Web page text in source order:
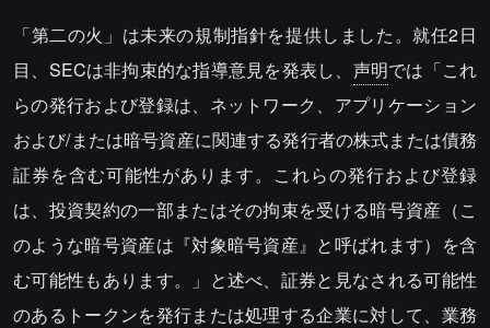
「第二の火」は未来の規制指針を提供しました。就任2日
目、SECは非拘束的な指導意見を発表し、 声明では「これ
らの発行および登録は、ネットワーク、アプリケーション
および/または暗号資産に関連する発行者の株式または債務
証券を含む可能性があります。これらの発行および登録
は、投資契約の一部またはその拘束を受ける暗号資産（こ
のような暗号資産は『対象暗号資産』と呼ばれます）を含
む可能性もあります。」と述べ、証券と見なされる可能性
のあるトークンを発行または処理する企業に対して、業務